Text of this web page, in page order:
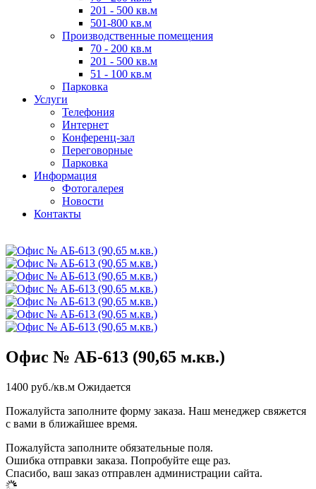
201 - 500 кв.м
501-800 кв.м
Производственные помещения
70 - 200 кв.м
201 - 500 кв.м
51 - 100 кв.м
Парковка
Услуги
Телефония
Интернет
Конференц-зал
Переговорные
Парковка
Информация
Фотогалерея
Новости
Контакты
Офис № АБ-613 (90,65 м.кв.)
1400 руб./кв.м Ожидается
Пожалуйста заполните форму заказа. Наш менеджер свяжется
с вами в ближайшее время.
Пожалуйста заполните обязательные поля.
Ошибка отправки заказа. Попробуйте еще раз.
Спасибо, ваш заказ отправлен администрации сайта.